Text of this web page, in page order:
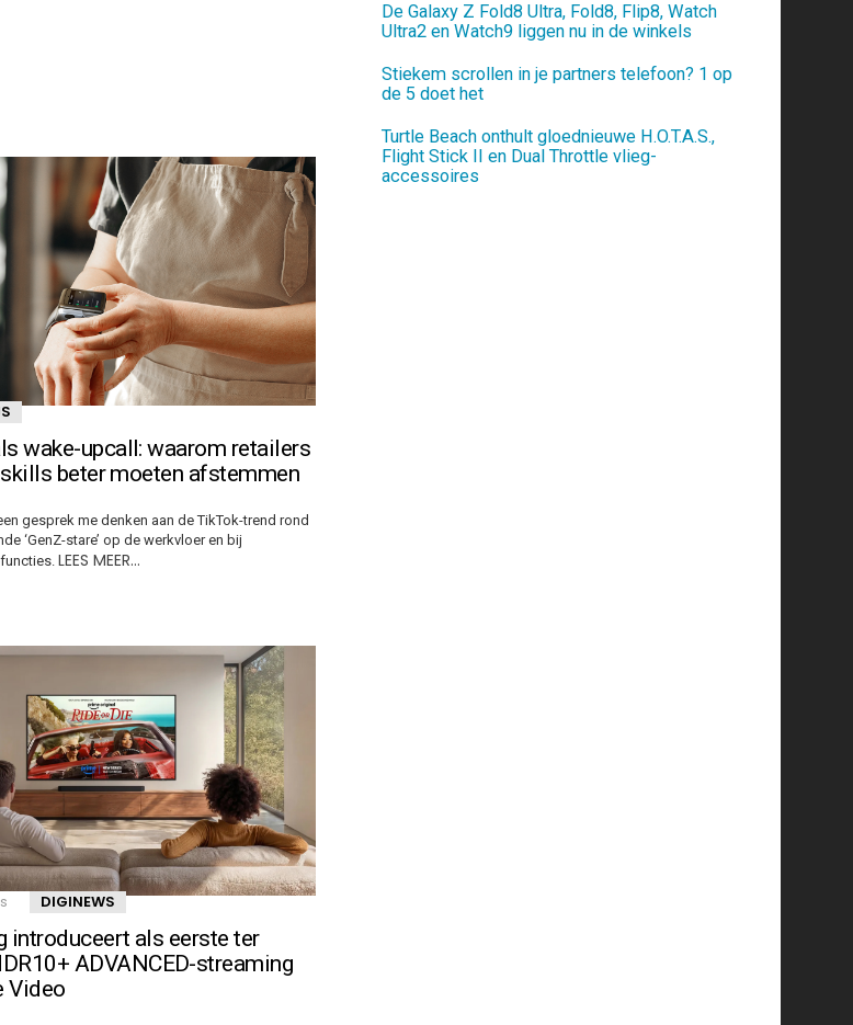
wake-upcall: waarom retailers
beter moeten afstemmen
gesprek me denken aan de TikTok-trend rond
‘GenZ-stare’ op de werkvloer en bij
LEES MEER…
DIGINEWS
introduceert als eerste ter
ADVANCED-streaming
Video
De Galaxy Z Fold8 Ultra, Fold8, Flip8, Watch
Ultra2 en Watch9 liggen nu in de winkels
Stiekem scrollen in je partners telefoon? 1 op
de 5 doet het
Turtle Beach onthult gloednieuwe H.O.T.A.S.,
Flight Stick II en Dual Throttle vlieg-
accessoires